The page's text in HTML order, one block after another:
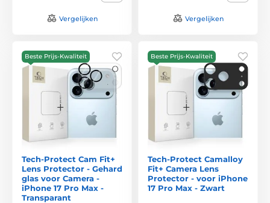
Vergelijken Vergelijken
Beste Prijs-Kwaliteit
Tech-Protect Cam Fit+
Lens Protector - Gehard
glas voor Camera -
iPhone 17 Pro Max -
Transparant
Beste Prijs-Kwaliteit
Tech-Protect Camalloy
Fit+ Camera Lens
Protector - voor iPhone
17 Pro Max - Zwart